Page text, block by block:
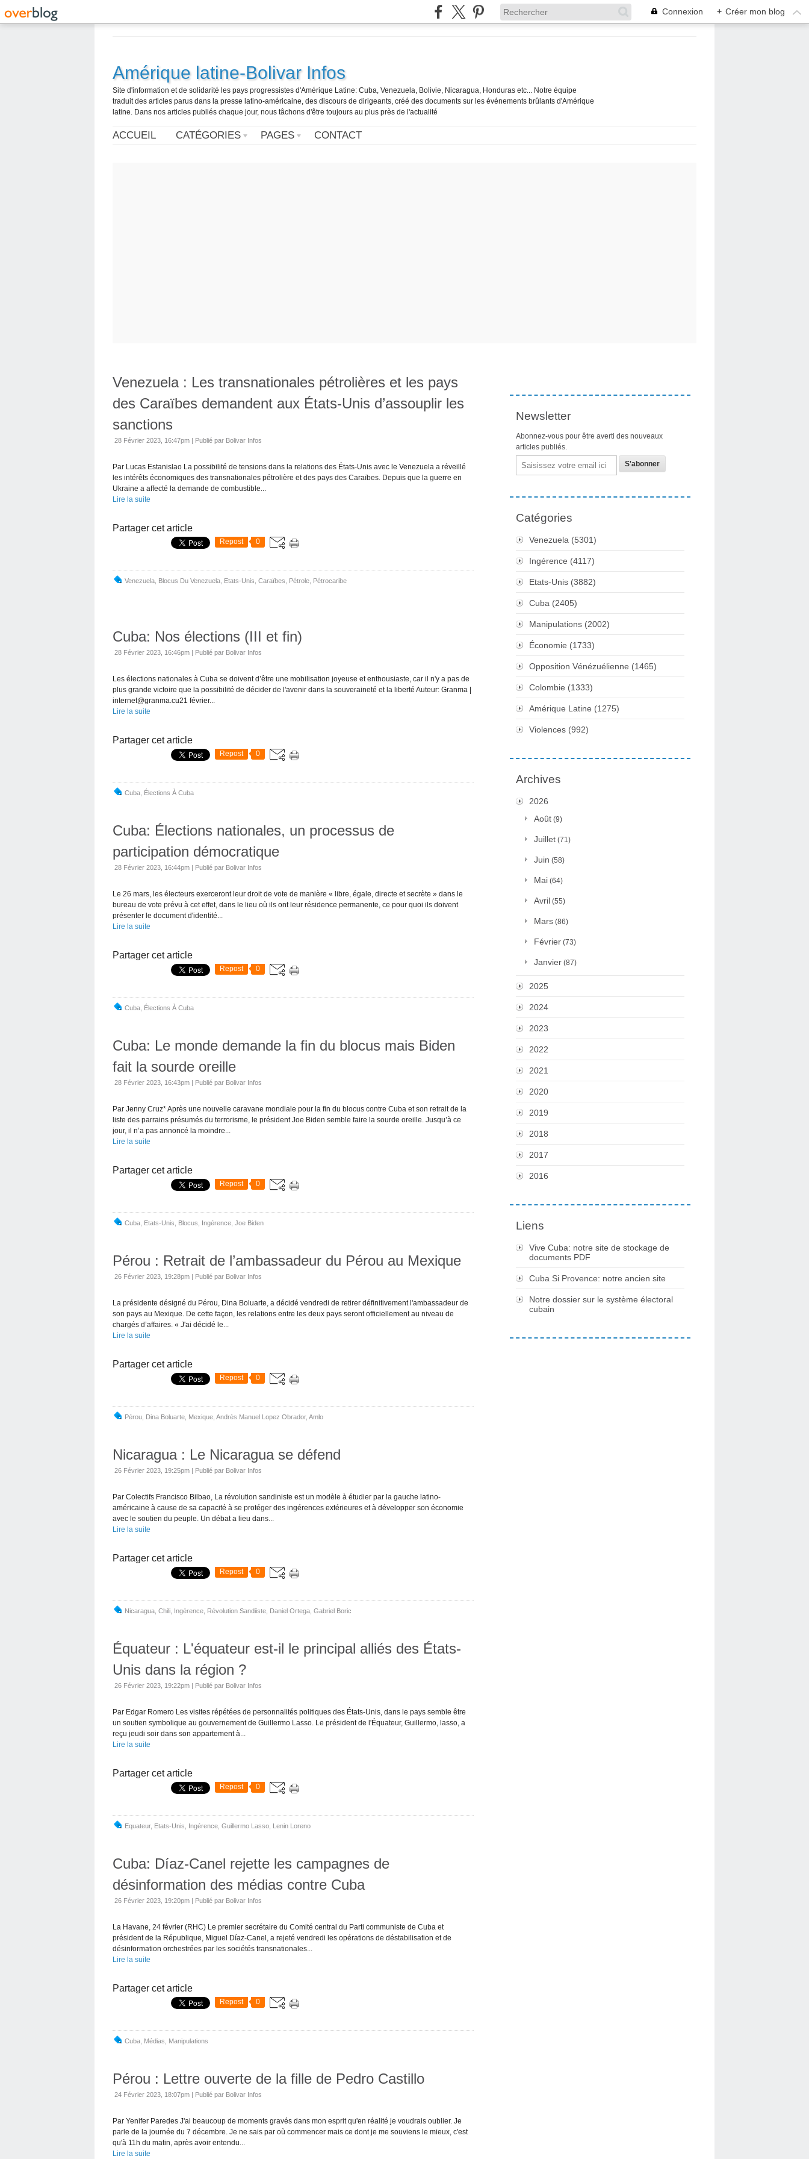
Connexion + Créer mon blog
Amérique latine-Bolivar Infos
Site d'information et de solidarité les pays progressistes d'Amérique Latine: Cuba, Venezuela, Bolivie, Nicaragua, Honduras etc... Notre équipe
traduit des articles parus dans la presse latino-américaine, des discours de dirigeants, créé des documents sur les événements brûlants d'Amérique
latine. Dans nos articles publiés chaque jour, nous tâchons d'être toujours au plus près de l'actualité
ACCUEIL CATÉGORIES PAGES CONTACT
Venezuela : Les transnationales pétrolières et les pays
des Caraïbes demandent aux États-Unis d’assouplir les
sanctions
28 Février 2023, 16:47pm | Publié par Bolivar Infos
Par Lucas Estanislao La possibilité de tensions dans la relations des États-Unis avec le Venezuela a réveillé
les intérêts économiques des transnationales pétrolière et des pays des Caraïbes. Depuis que la guerre en
Ukraine a affecté la demande de combustible...
Lire la suite
Partager cet article
Repost 0
Venezuela Blocus Du Venezuela Etats-Unis Caraïbes Pétrole Pétrocaribe
Cuba: Nos élections (III et fin)
28 Février 2023, 16:46pm | Publié par Bolivar Infos
Les élections nationales à Cuba se doivent d’être une mobilisation joyeuse et enthousiaste, car il n'y a pas de
plus grande victoire que la possibilité de décider de l'avenir dans la souveraineté et la liberté Auteur: Granma |
internet@granma.cu21 février...
Lire la suite
Partager cet article
Repost 0
Cuba Élections À Cuba
Cuba: Élections nationales, un processus de
participation démocratique
28 Février 2023, 16:44pm | Publié par Bolivar Infos
Le 26 mars, les électeurs exerceront leur droit de vote de manière « libre, égale, directe et secrète » dans le
bureau de vote prévu à cet effet, dans le lieu où ils ont leur résidence permanente, ce pour quoi ils doivent
présenter le document d'identité...
Lire la suite
Partager cet article
Repost 0
Cuba Élections À Cuba
Cuba: Le monde demande la fin du blocus mais Biden
fait la sourde oreille
28 Février 2023, 16:43pm | Publié par Bolivar Infos
Par Jenny Cruz* Après une nouvelle caravane mondiale pour la fin du blocus contre Cuba et son retrait de la
liste des parrains présumés du terrorisme, le président Joe Biden semble faire la sourde oreille. Jusqu’à ce
jour, il n’a pas annoncé la moindre...
Lire la suite
Partager cet article
Repost 0
Cuba Etats-Unis Blocus Ingérence Joe Biden
Pérou : Retrait de l’ambassadeur du Pérou au Mexique
26 Février 2023, 19:28pm | Publié par Bolivar Infos
La présidente désigné du Pérou, Dina Boluarte, a décidé vendredi de retirer définitivement l'ambassadeur de
son pays au Mexique. De cette façon, les relations entre les deux pays seront officiellement au niveau de
chargés d’affaires. « J'ai décidé le...
Lire la suite
Partager cet article
Repost 0
Pérou Dina Boluarte Mexique Andrès Manuel Lopez Obrador, Amlo
Nicaragua : Le Nicaragua se défend
26 Février 2023, 19:25pm | Publié par Bolivar Infos
Par Colectifs Francisco Bilbao, La révolution sandiniste est un modèle à étudier par la gauche latino-
américaine à cause de sa capacité à se protéger des ingérences extérieures et à développer son économie
avec le soutien du peuple. Un débat a lieu dans...
Lire la suite
Partager cet article
Repost 0
Nicaragua Chili Ingérence Révolution Sandiiste Daniel Ortega Gabriel Boric
Équateur : L'équateur est-il le principal alliés des États-
Unis dans la région ?
26 Février 2023, 19:22pm | Publié par Bolivar Infos
Par Edgar Romero Les visites répétées de personnalités politiques des États-Unis, dans le pays semble être
un soutien symbolique au gouvernement de Guillermo Lasso. Le président de l'Équateur, Guillermo, lasso, a
reçu jeudi soir dans son appartement à...
Lire la suite
Partager cet article
Repost 0
Equateur, Etats-Unis Ingérence Guillermo Lasso Lenin Loreno
Cuba: Díaz-Canel rejette les campagnes de
désinformation des médias contre Cuba
26 Février 2023, 19:20pm | Publié par Bolivar Infos
La Havane, 24 février (RHC) Le premier secrétaire du Comité central du Parti communiste de Cuba et
président de la République, Miguel Díaz-Canel, a rejeté vendredi les opérations de déstabilisation et de
désinformation orchestrées par les sociétés transnationales...
Lire la suite
Partager cet article
Repost 0
Cuba Médias Manipulations
Pérou : Lettre ouverte de la fille de Pedro Castillo
24 Février 2023, 18:07pm | Publié par Bolivar Infos
Par Yenifer Paredes J'ai beaucoup de moments gravés dans mon esprit qu'en réalité je voudrais oublier. Je
parle de la journée du 7 décembre. Je ne sais par où commencer mais ce dont je me souviens le mieux, c'est
qu'à 11h du matin, après avoir entendu...
Lire la suite
Newsletter
Abonnez-vous pour être averti des nouveaux
articles publiés.
Email
Catégories
Venezuela (5301)
Ingérence (4117)
Etats-Unis (3882)
Cuba (2405)
Manipulations (2002)
Économie (1733)
Opposition Vénézuélienne (1465)
Colombie (1333)
Amérique Latine (1275)
Violences (992)
Archives
2026
Août (9)
Juillet (71)
Juin (58)
Mai (64)
Avril (55)
Mars (86)
Février (73)
Janvier (87)
2025
2024
2023
2022
2021
2020
2019
2018
2017
2016
Liens
Vive Cuba: notre site de stockage de
documents PDF
Cuba Si Provence: notre ancien site
Notre dossier sur le système électoral
cubain